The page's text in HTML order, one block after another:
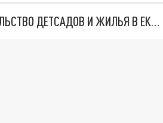
ЗАПРЕТНАЯ ЗОНА МИНОБОРОНЫ МОЖЕТ СОРВАТЬ СТРОИТЕЛЬСТВО ДЕТСАДОВ И ЖИЛЬЯ В ЕКАТЕРИНБУРГЕ